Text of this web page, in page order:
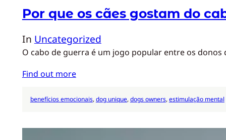
Por que os cães gostam do
In Uncategorized
O cabo de guerra é um jogo popular entre os
Find out more
benefícios emocionais, dog unique, dogs owners, estimulação mental